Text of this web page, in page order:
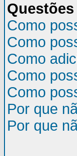
Como
Como
Como
Como
Como
Por que
Por que